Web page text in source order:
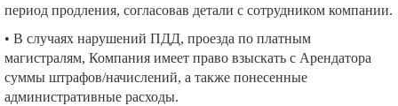
период продления, согласовав детали с сотрудником компании.
• В случаях нарушений ПДД, проезда по платным
магистралям, Компания имеет право взыскать с Арендатора
суммы штрафов/начислений, а также понесенные
административные расходы.